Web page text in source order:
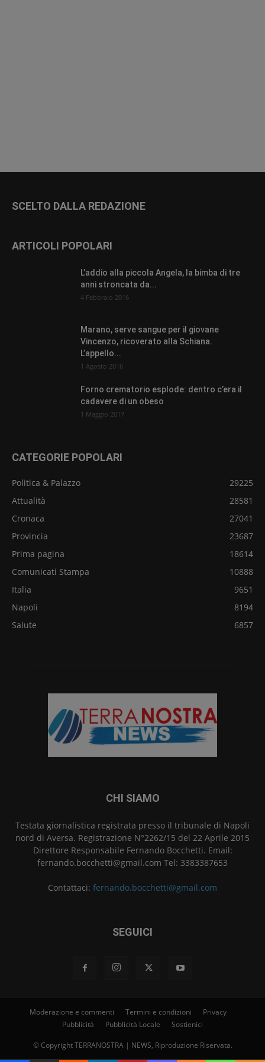
SCELTO DALLA REDAZIONE
ARTICOLI POPOLARI
L’addio alla piccola Angela, la bimba di tre
anni stroncata da...
4 Febbraio 2016
Marano, serve sangue per il giovane
Vincenzo, ricoverato alla Schiana.
L’appello...
1 Agosto 2016
Forno crematorio esplode: dentro c’era il
cadavere di un obeso
1 Maggio 2017
CATEGORIE POPOLARI
Politica & Palazzo
29225
Attualità
28581
Cronaca
27041
Provincia
23687
Prima pagina
18614
Comunicati Stampa
10888
Italia
9651
Napoli
8194
Salute
6857
CHI SIAMO
Testata giornalistica registrata presso il tribunale di Napoli
nord di Aversa. Registrazione N°2262/15 del 22 Aprile 2015
Direttore Responsabile Fernando Bocchetti. Email:
fernando.bocchetti@gmail.com Tel: 3383387653
Contattaci: fernando.bocchetti@gmail.com
SEGUICI
Moderazione e commenti Termini e condizioni
Privacy
Pubblicità
Pubblicità Locale Sostienici
© Copyright TERRANOSTRA | NEWS, Riproduzione Riservata.